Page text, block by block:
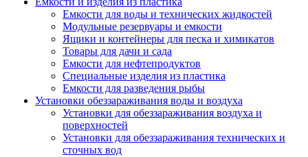
Емкости для воды и технических жидкостей
Модульные резервуары и емкости
Ящики и контейнеры для песка и химикатов
Товары для дачи и сада
Емкости для нефтепродуктов
Специальные изделия из пластика
Емкости для разведения рыбы
Установки обеззараживания воды и воздуха
Установки для обеззараживания воздуха и
поверхностей
Установки для обеззараживания технических и
сточных вод